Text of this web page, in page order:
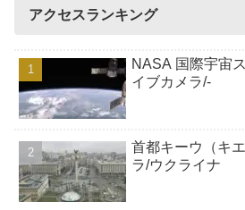
アクセスランキング
NASA 国際宇宙
イブカメラ/-
首都キーウ（キ
ラ/ウクライナ